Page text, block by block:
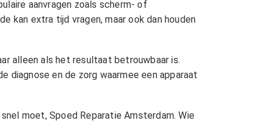
aanvragen zoals scherm- of
kan extra tijd vragen, maar ook dan houden
alleen als het resultaat betrouwbaar is.
diagnose en de zorg waarmee een apparaat
moet, Spoed Reparatie Amsterdam. Wie